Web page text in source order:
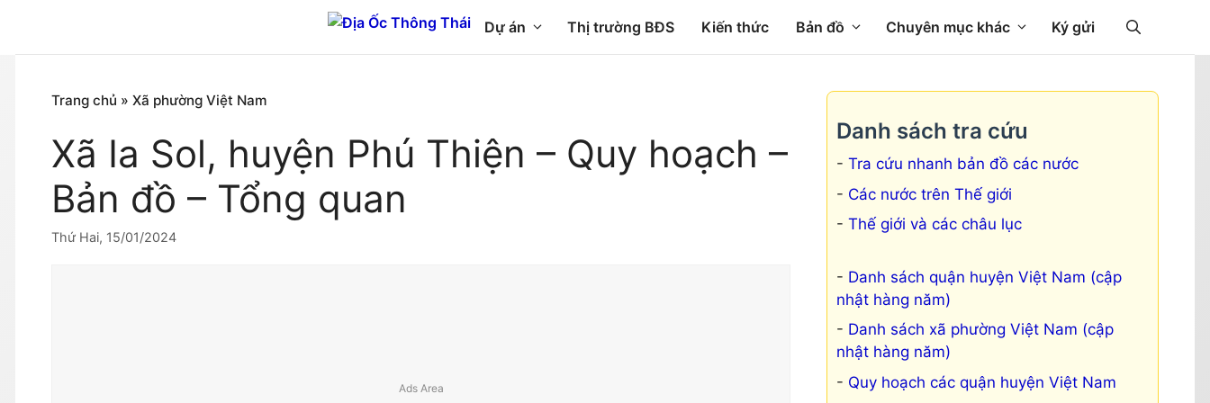
nội
Dự án Thị trường BĐS Kiến thức Bản đồ Chuyên mục khác Ký gửi
Trang chủ » Xã phường Việt Nam
Xã Ia Sol, huyện Phú Thiện – Quy hoạch –
Bản đồ – Tổng quan
Thứ Hai, 15/01/2024
Danh sách tra cứu
Tra cứu nhanh bản đồ các nước
Các nước trên Thế giới
Thế giới và các châu lục
Danh sách quận huyện Việt Nam (cập
nhật hàng năm)
Danh sách xã phường Việt Nam (cập
nhật hàng năm)
Quy hoạch các quận huyện Việt Nam